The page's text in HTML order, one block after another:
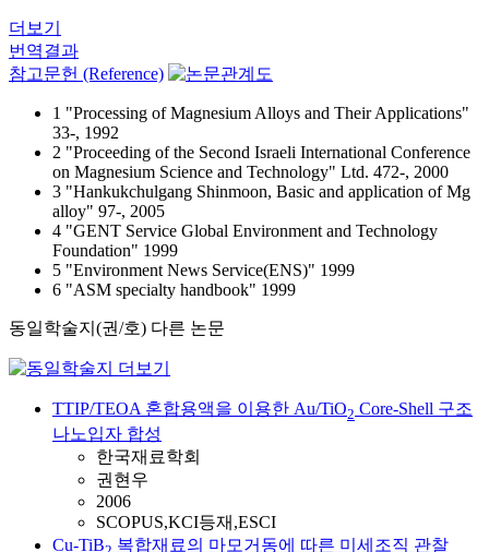
더보기
번역결과
참고문헌 (Reference)
1 "Processing of Magnesium Alloys and Their Applications"
33-, 1992
2 "Proceeding of the Second Israeli International Conference
on Magnesium Science and Technology" Ltd. 472-, 2000
3 "Hankukchulgang Shinmoon, Basic and application of Mg
alloy" 97-, 2005
4 "GENT Service Global Environment and Technology
Foundation" 1999
5 "Environment News Service(ENS)" 1999
6 "ASM specialty handbook" 1999
동일학술지(권/호) 다른 논문
TTIP/TEOA 혼합용액을 이용한 Au/TiO2 Core-Shell 구조
나노입자 합성
한국재료학회
권현우
2006
SCOPUS,KCI등재,ESCI
Cu-TiB
복합재료의 마모거동에 따른 미세조직 관찰